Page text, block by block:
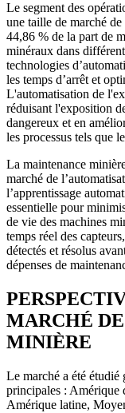
Le segment des
une taille de marché
44,86 % de la part de
minéraux dans
technologies
les temps d’arrêt et
L'automatisation de
réduisant l'exposition
dangereux et en
les processus tels que
La maintenance
marché de
l’apprentissage
essentielle pour
de vie des machines
temps réel des
détectés et résolus
dépenses de
MARCHÉ
MINIÈRE
Le marché a été
principales : Amérique
Amérique latine,